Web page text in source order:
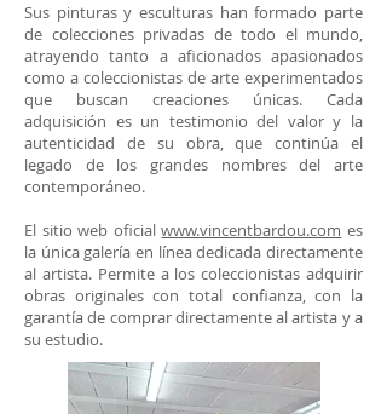
Sus pinturas y esculturas han formado parte
de colecciones privadas de todo el mundo,
atrayendo tanto a aficionados apasionados
como a coleccionistas de arte experimentados
que buscan creaciones únicas. Cada
adquisición es un testimonio del valor y la
autenticidad de su obra, que continúa el
legado de los grandes nombres del arte
contemporáneo.
El sitio web oficialwww.vincentbardou.com es
la única galería en línea dedicada directamente
al artista. Permite a los coleccionistas adquirir
obras originales con total confianza, con la
garantía de comprar directamente al artista y a
su estudio.